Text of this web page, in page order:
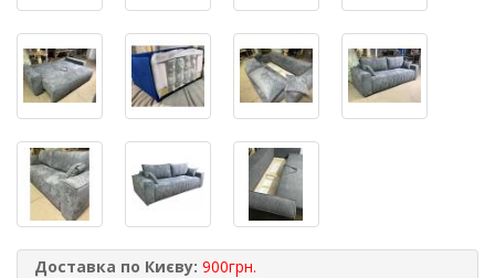
Доставка по Києву: 900грн.